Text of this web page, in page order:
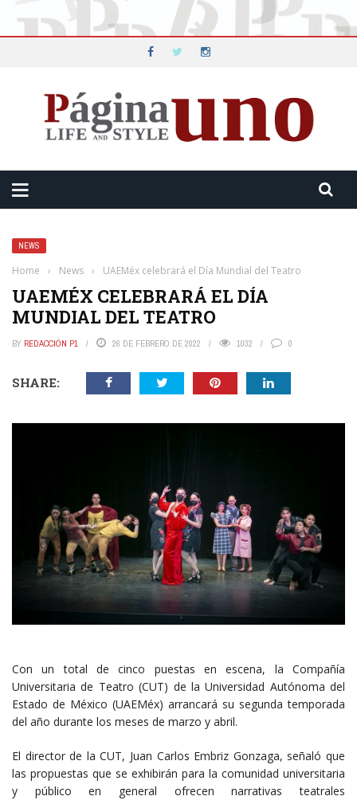
NEWS
Home › News › UAEMéx celebrará el Día Mundial del Teatro
UAEMÉX CELEBRARÁ EL DÍA
MUNDIAL DEL TEATRO
BY REDACCIÓN P1 26 DE FEBRERO DE 2022 1032 0
SHARE:
Con un total de cinco puestas en escena, la Compañía
Universitaria de Teatro (CUT) de la Universidad Autónoma del
Estado de México (UAEMéx) arrancará su segunda temporada
del año durante los meses de marzo y abril.
El director de la CUT, Juan Carlos Embriz Gonzaga, señaló que
las propuestas que se exhibirán para la comunidad universitaria
y público en general ofrecen narrativas teatrales